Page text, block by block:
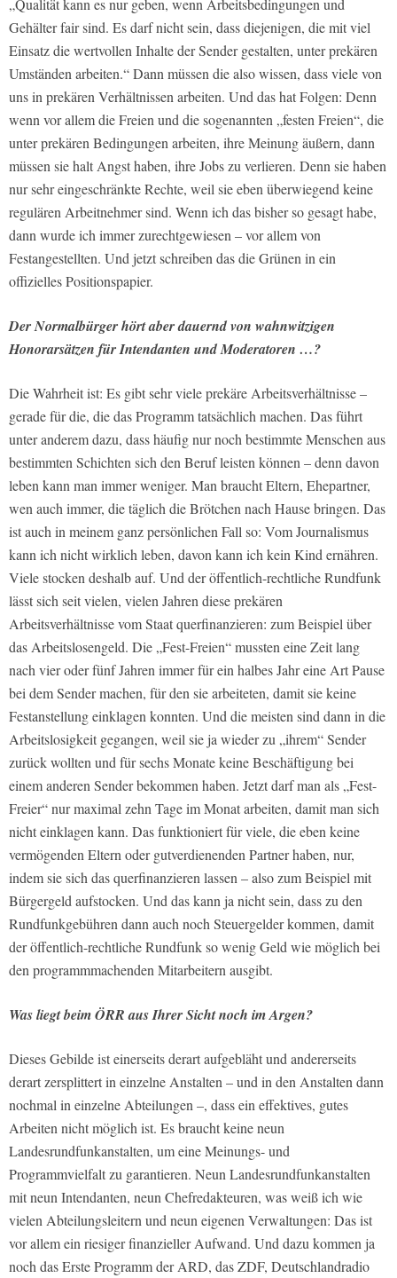
„Qualität kann es nur geben, wenn Arbeitsbedingungen und
Gehälter fair sind. Es darf nicht sein, dass diejenigen, die mit viel
Einsatz die wertvollen Inhalte der Sender gestalten, unter prekären
Umständen arbeiten.“ Dann müssen die also wissen, dass viele von
uns in prekären Verhältnissen arbeiten. Und das hat Folgen: Denn
wenn vor allem die Freien und die sogenannten „festen Freien“, die
unter prekären Bedingungen arbeiten, ihre Meinung äußern, dann
müssen sie halt Angst haben, ihre Jobs zu verlieren. Denn sie haben
nur sehr eingeschränkte Rechte, weil sie eben überwiegend keine
regulären Arbeitnehmer sind. Wenn ich das bisher so gesagt habe,
dann wurde ich immer zurechtgewiesen – vor allem von
Festangestellten. Und jetzt schreiben das die Grünen in ein
offizielles Positionspapier.
Der Normalbürger hört aber dauernd von wahnwitzigen
Honorarsätzen für Intendanten und Moderatoren …?
Die Wahrheit ist: Es gibt sehr viele prekäre Arbeitsverhältnisse –
gerade für die, die das Programm tatsächlich machen. Das führt
unter anderem dazu, dass häufig nur noch bestimmte Menschen aus
bestimmten Schichten sich den Beruf leisten können – denn davon
leben kann man immer weniger. Man braucht Eltern, Ehepartner,
wen auch immer, die täglich die Brötchen nach Hause bringen. Das
ist auch in meinem ganz persönlichen Fall so: Vom Journalismus
kann ich nicht wirklich leben, davon kann ich kein Kind ernähren.
Viele stocken deshalb auf. Und der öffentlich-rechtliche Rundfunk
lässt sich seit vielen, vielen Jahren diese prekären
Arbeitsverhältnisse vom Staat querfinanzieren: zum Beispiel über
das Arbeitslosengeld. Die „Fest-Freien“ mussten eine Zeit lang
nach vier oder fünf Jahren immer für ein halbes Jahr eine Art Pause
bei dem Sender machen, für den sie arbeiteten, damit sie keine
Festanstellung einklagen konnten. Und die meisten sind dann in die
Arbeitslosigkeit gegangen, weil sie ja wieder zu „ihrem“ Sender
zurück wollten und für sechs Monate keine Beschäftigung bei
einem anderen Sender bekommen haben. Jetzt darf man als „Fest-
Freier“ nur maximal zehn Tage im Monat arbeiten, damit man sich
nicht einklagen kann. Das funktioniert für viele, die eben keine
vermögenden Eltern oder gutverdienenden Partner haben, nur,
indem sie sich das querfinanzieren lassen – also zum Beispiel mit
Bürgergeld aufstocken. Und das kann ja nicht sein, dass zu den
Rundfunkgebühren dann auch noch Steuergelder kommen, damit
der öffentlich-rechtliche Rundfunk so wenig Geld wie möglich bei
den programmmachenden Mitarbeitern ausgibt.
Was liegt beim ÖRR aus Ihrer Sicht noch im Argen?
Dieses Gebilde ist einerseits derart aufgebläht und andererseits
derart zersplittert in einzelne Anstalten – und in den Anstalten dann
nochmal in einzelne Abteilungen –, dass ein effektives, gutes
Arbeiten nicht möglich ist. Es braucht keine neun
Landesrundfunkanstalten, um eine Meinungs- und
Programmvielfalt zu garantieren. Neun Landesrundfunkanstalten
mit neun Intendanten, neun Chefredakteuren, was weiß ich wie
vielen Abteilungsleitern und neun eigenen Verwaltungen: Das ist
vor allem ein riesiger finanzieller Aufwand. Und dazu kommen ja
noch das Erste Programm der ARD, das ZDF, Deutschlandradio